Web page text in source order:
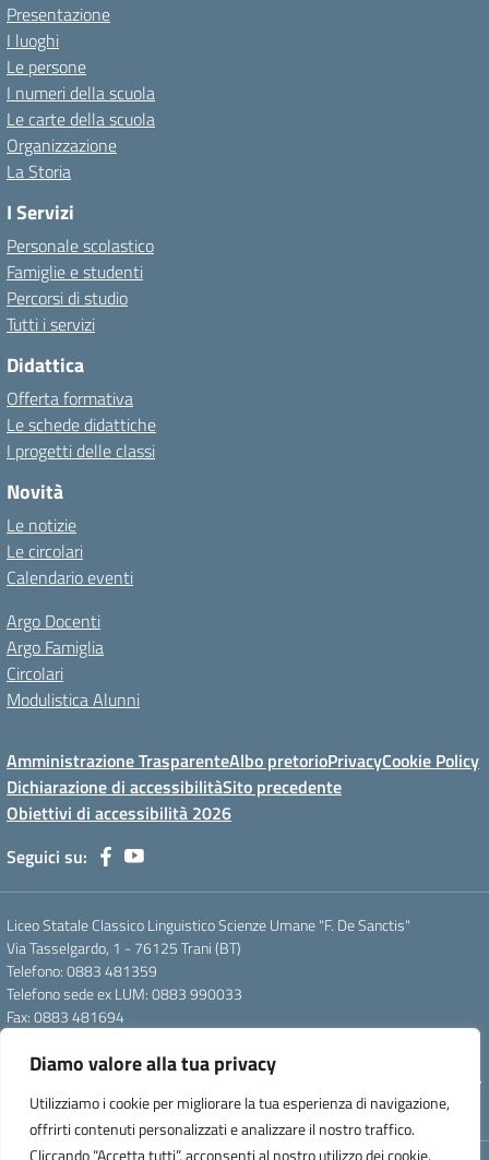
Diamo valore alla tua privacy
Utilizziamo i cookie per migliorare la tua esperienza di navigazione,
offrirti contenuti personalizzati e analizzare il nostro traffico.
Cliccando “Accetta tutti”, acconsenti al nostro utilizzo dei cookie.
Presentazione
I luoghi
Le persone
I numeri della scuola
Le carte della scuola
Organizzazione
La Storia
I Servizi
Personale scolastico
Famiglie e studenti
Percorsi di studio
Tutti i servizi
Didattica
Offerta formativa
Le schede didattiche
I progetti delle classi
Novità
Le notizie
Le circolari
Calendario eventi
Argo Docenti
Argo Famiglia
Circolari
Modulistica Alunni
Amministrazione TrasparenteAlbo pretorioPrivacyCookie Policy
Dichiarazione di accessibilitàSito precedente
Obiettivi di accessibilità 2026
Seguici su:
Liceo Statale Classico Linguistico Scienze Umane "F. De Sanctis"
Via Tasselgardo, 1 - 76125 Trani (BT)
Telefono: 0883 481359
Telefono sede ex LUM: 0883 990033
Fax: 0883 481694
Pec: btpc210007@pec.istruzione.it
Codice Meccanografico: istsc_btpc210007 - Codice Fiscale: 92058830727
- Codice Univoco d'ufficio: UFG4S9